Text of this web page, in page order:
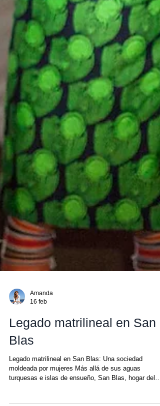
Amanda
Legado matrilineal en San